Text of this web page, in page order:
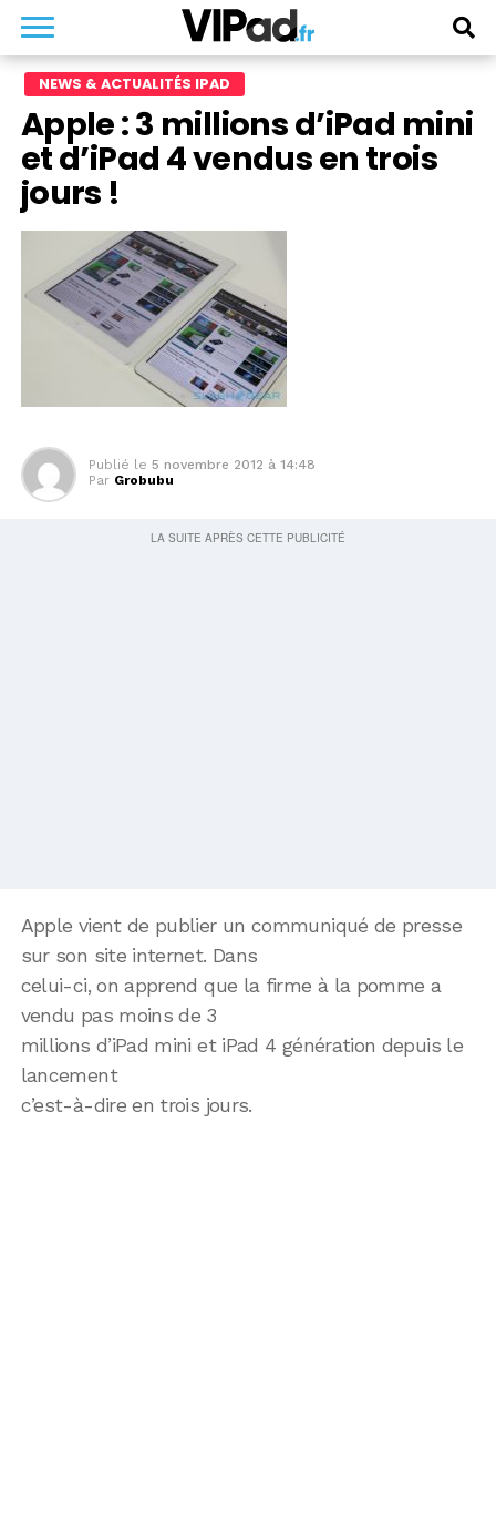
NEWS & ACTUALITÉS IPAD
Apple : 3 millions d’iPad mini
et d’iPad 4 vendus en trois
jours !
Publié le 5 novembre 2012 à 14:48
Par Grobubu
Apple vient de publier un communiqué de presse
sur son site internet. Dans
celui-ci, on apprend que la firme à la pomme a
vendu pas moins de 3
millions d’iPad mini et iPad 4 génération depuis le
lancement
c’est-à-dire en trois jours.